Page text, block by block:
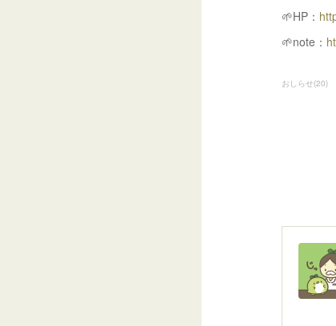
🌱HP：
🌱note：
おしらせ(20)